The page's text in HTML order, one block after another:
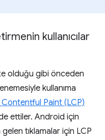
kullanıcılar
olduğu gibi önceden
kullanıma
Paint (LCP)
ettiler. Android için
tıklamalar için LCP